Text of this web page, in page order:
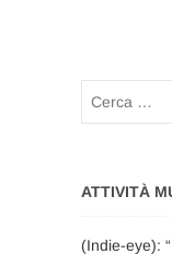
ATTIVITÀ
(Indie-eye):